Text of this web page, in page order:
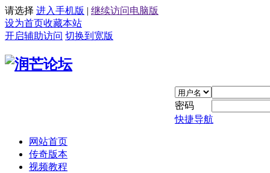
请选择 进入手机版 | 继续访问电脑版
设为首页收藏本站
开启辅助访问 切换到宽版
密码
快捷导航
网站首页
传奇版本
视频教程